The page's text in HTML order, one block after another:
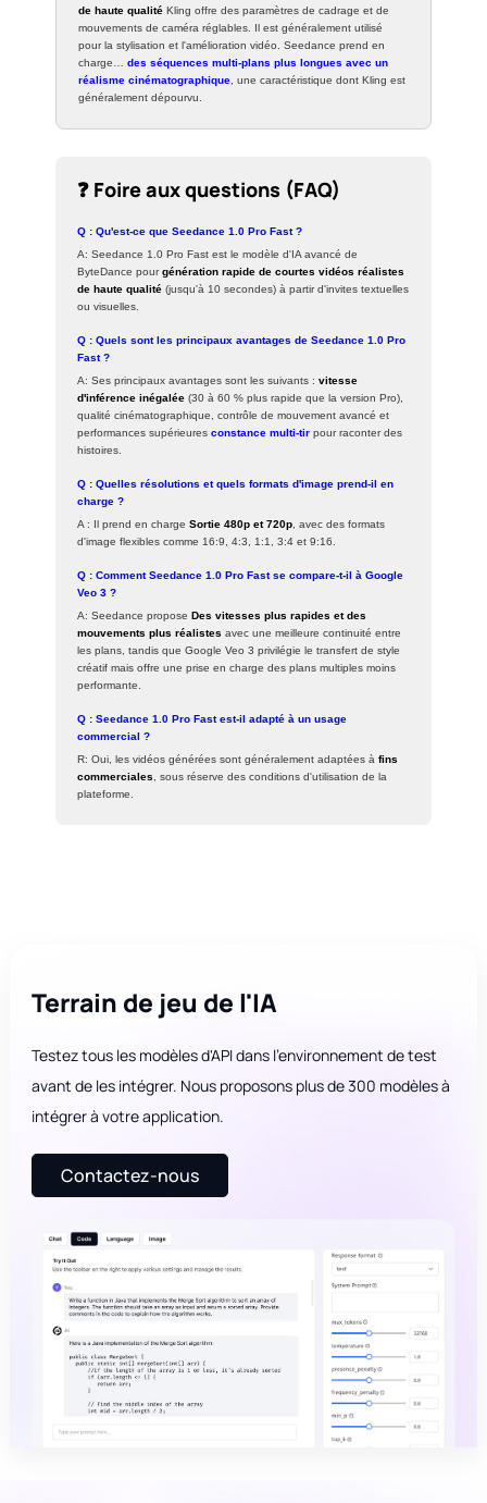
de haute qualité Kling offre des paramètres de cadrage et de
mouvements de caméra réglables. Il est généralement utilisé
pour la stylisation et l'amélioration vidéo. Seedance prend en
charge…des séquences multi-plans plus longues avec un
réalisme cinématographique , une caractéristique dont Kling est
généralement dépourvu.
❓ Foire aux questions (FAQ)
Q : Qu'est-ce que Seedance 1.0 Pro Fast ?
A: Seedance 1.0 Pro Fast est le modèle d'IA avancé de
ByteDance pourgénération rapide de courtes vidéos réalistes
de haute qualité (jusqu'à 10 secondes) à partir d'invites textuelles
ou visuelles.
Q : Quels sont les principaux avantages de Seedance 1.0 Pro
Fast ?
A: Ses principaux avantages sont les suivants :vitesse
d'inférence inégalée (30 à 60 % plus rapide que la version Pro),
qualité cinématographique, contrôle de mouvement avancé et
performances supérieuresconstance multi-tir pour raconter des
histoires.
Q : Quelles résolutions et quels formats d'image prend-il en
charge ?
A : Il prend en chargeSortie 480p et 720p , avec des formats
d'image flexibles comme 16:9, 4:3, 1:1, 3:4 et 9:16.
Q : Comment Seedance 1.0 Pro Fast se compare-t-il à Google
Veo 3 ?
A: Seedance proposeDes vitesses plus rapides et des
mouvements plus réalistes avec une meilleure continuité entre
les plans, tandis que Google Veo 3 privilégie le transfert de style
créatif mais offre une prise en charge des plans multiples moins
performante.
Q : Seedance 1.0 Pro Fast est-il adapté à un usage
commercial ?
R: Oui, les vidéos générées sont généralement adaptées àfins
commerciales
, sous réserve des conditions d'utilisation de la
plateforme.
Terrain de jeu de l'IA
Testez tous les modèles d'API dans l'environnement de test
avant de les intégrer. Nous proposons plus de 300 modèles à
intégrer à votre application.
Contactez-nous